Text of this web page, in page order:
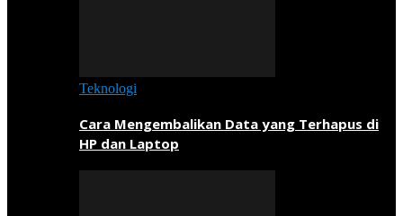
Teknologi
Cara Mengembalikan Data yang Terhapus di
HP dan Laptop